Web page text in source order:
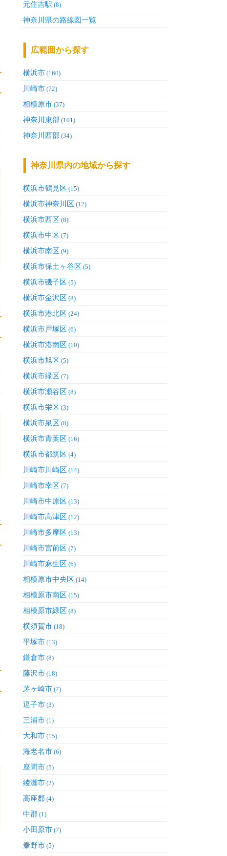
元住吉駅 (8)
神奈川県の路線図一覧
広範囲から探す
横浜市 (160)
川崎市 (72)
相模原市 (37)
神奈川東部 (101)
神奈川西部 (34)
神奈川県内の地域から探す
横浜市鶴見区 (15)
横浜市神奈川区 (12)
横浜市西区 (8)
横浜市中区 (7)
横浜市南区 (9)
横浜市保土ヶ谷区 (5)
横浜市磯子区 (5)
横浜市金沢区 (8)
横浜市港北区 (24)
横浜市戸塚区 (6)
横浜市港南区 (10)
横浜市旭区 (5)
横浜市緑区 (7)
横浜市瀬谷区 (8)
横浜市栄区 (3)
横浜市泉区 (8)
横浜市青葉区 (16)
横浜市都筑区 (4)
川崎市川崎区 (14)
川崎市幸区 (7)
川崎市中原区 (13)
川崎市高津区 (12)
川崎市多摩区 (13)
川崎市宮前区 (7)
川崎市麻生区 (6)
相模原市中央区 (14)
相模原市南区 (15)
相模原市緑区 (8)
横須賀市 (18)
平塚市 (13)
鎌倉市 (8)
藤沢市 (18)
茅ヶ崎市 (7)
逗子市 (3)
三浦市 (1)
大和市 (15)
海老名市 (6)
座間市 (5)
綾瀬市 (2)
高座郡 (4)
中郡 (1)
小田原市 (7)
秦野市 (5)